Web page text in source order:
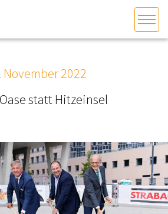
November 2022
statt Hitzeinsel